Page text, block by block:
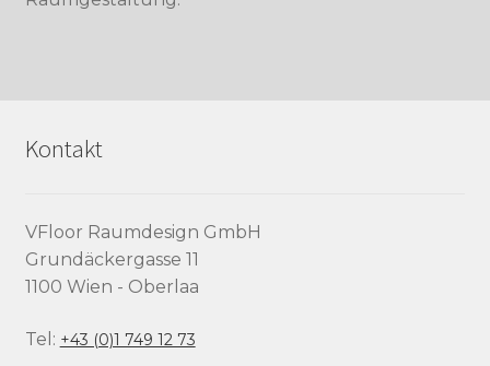
Kontakt
VFloor Raumdesign GmbH
Grundäckergasse 11
1100 Wien - Oberlaa
Tel: +43 (0)1 749 12 73